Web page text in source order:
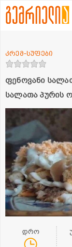
ფენოვანი
სალათა პურის
კრემ-სუფები
დრო